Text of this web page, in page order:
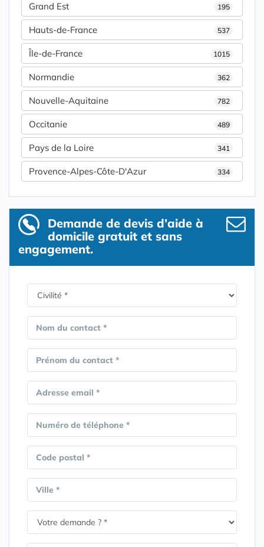
Grand Est 195
Hauts-de-France 537
Île-de-France 1015
Normandie 362
Nouvelle-Aquitaine 782
Occitanie 489
Pays de la Loire 341
Provence-Alpes-Côte-D'Azur 334
Demande de devis d’aide à
domicile gratuit et sans
engagement.
Nom du contact *
Prénom du contact *
Adresse email *
Numéro de téléphone *
Code postal *
Ville *